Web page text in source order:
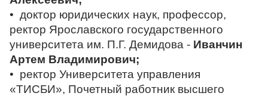
• доктор юридических наук, профессор,
ректор Ярославского государственного
университета им. П.Г. Демидова - Иванчин
Артем Владимирович;
• ректор Университета управления
«ТИСБИ», Почетный работник высшего